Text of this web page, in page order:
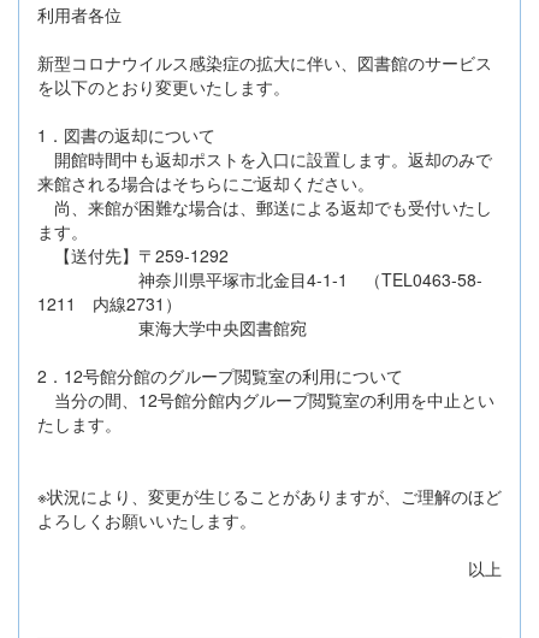
利用者各位
新型コロナウイルス感染症の拡大に伴い、図書館のサービス
を以下のとおり変更いたします。
1．図書の返却について
開館時間中も返却ポストを入口に設置します。返却のみで
来館される場合はそちらにご返却ください。
尚、来館が困難な場合は、郵送による返却でも受付いたし
ます。
【送付先】〒259-1292
神奈川県平塚市北金目4-1-1 （TEL0463-58-
1211 内線2731）
東海大学中央図書館宛
2．12号館分館のグループ閲覧室の利用について
当分の間、12号館分館内グループ閲覧室の利用を中止とい
たします。
※状況により、変更が生じることがありますが、ご理解のほど
よろしくお願いいたします。
以上